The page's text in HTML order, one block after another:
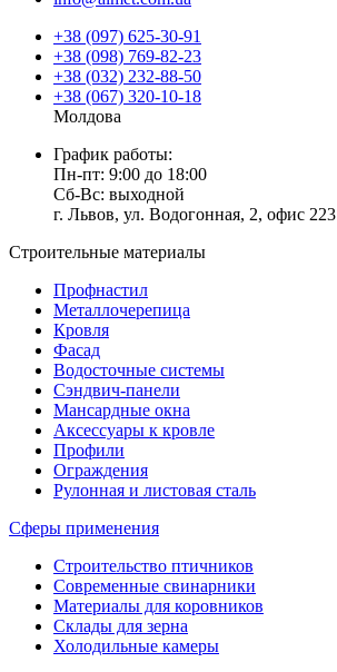
+38 (097) 625-30-91
+38 (098) 769-82-23
+38 (032) 232-88-50
+38 (067) 320-10-18
Молдова
График работы:
Пн-пт: 9:00 до 18:00
Сб-Вс: выходной
г. Львов, ул. Водогонная, 2, офис 223
Строительные материалы
Профнастил
Металлочерепица
Кровля
Фасад
Водосточные системы
Сэндвич-панели
Мансардные окна
Аксессуары к кровле
Профили
Ограждения
Рулонная и листовая сталь
Сферы применения
Строительство птичников
Современные свинарники
Материалы для коровников
Склады для зерна
Холодильные камеры